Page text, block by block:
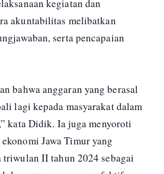
kegiatan dan
akuntabilitas melibatkan
serta pencapaian
bahwa anggaran yang berasal
lagi kepada masyarakat dalam
kata Didik. Ia juga menyoroti
Jawa Timur yang
triwulan II tahun 2024 sebagai